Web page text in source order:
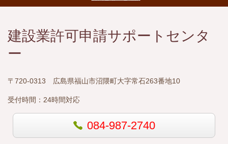
建設業許可申請サポートセンタ
ー
〒720-0313 広島県福山市沼隈町大字常石263番地10
受付時間： 24時間対応
084-987-2740